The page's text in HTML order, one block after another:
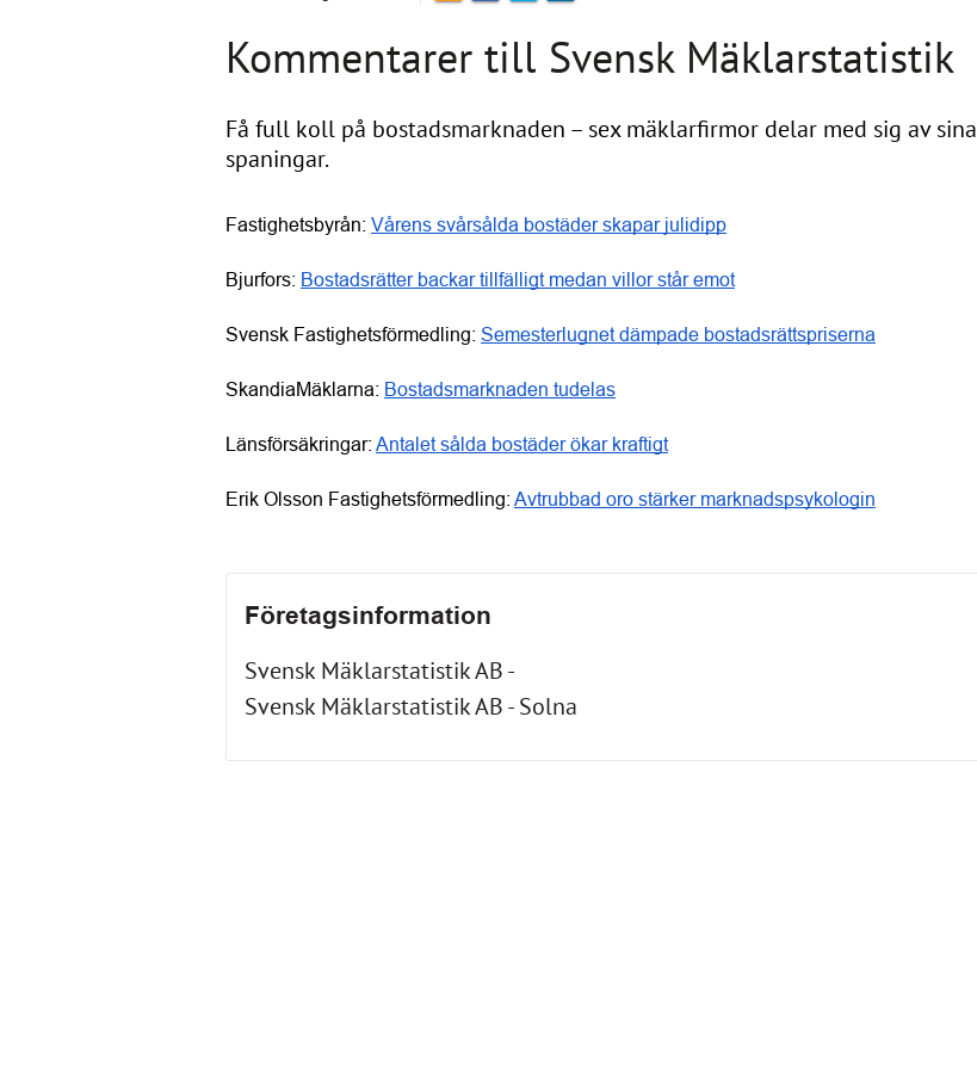
Kommentarer till Svensk Mäklarstatistik
Få full koll på bostadsmarknaden – sex mäklarfirmor delar med sig av sina
spaningar.
Fastighetsbyrån: Vårens svårsålda bostäder skapar julidipp
Bjurfors: Bostadsrätter backar tillfälligt medan villor står emot
Svensk Fastighetsförmedling: Semesterlugnet dämpade bostadsrättspriserna
SkandiaMäklarna: Bostadsmarknaden tudelas
Länsförsäkringar: Antalet sålda bostäder ökar kraftigt
Erik Olsson Fastighetsförmedling: Avtrubbad oro stärker marknadspsykologin
Företagsinformation
Svensk Mäklarstatistik AB -
Svensk Mäklarstatistik AB - Solna